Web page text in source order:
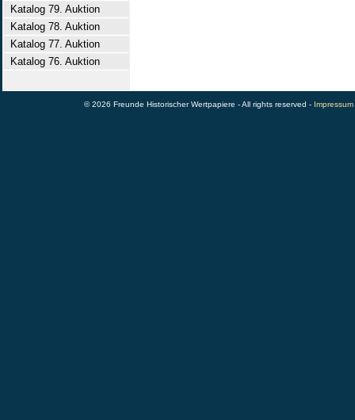
Katalog 79. Auktion
Katalog 78. Auktion
Katalog 77. Auktion
Katalog 76. Auktion
© 2026 Freunde Historischer Wertpapiere - All rights reserved - Impressum